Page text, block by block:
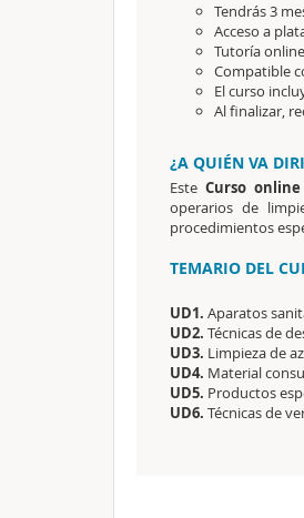
Tendrás 3
Acceso a
Tutoría
Compatible
El curso
Al finalizar,
¿A QUIÉN VA
Este Curso
operarios de
procedimientos
TEMARIO DEL
UD1. Aparatos
UD2. Técnicas de
UD3. Limpieza de
UD4. Material
UD5. Productos
UD6. Técnicas de